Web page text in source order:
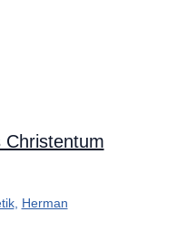
Christentum
, Herman